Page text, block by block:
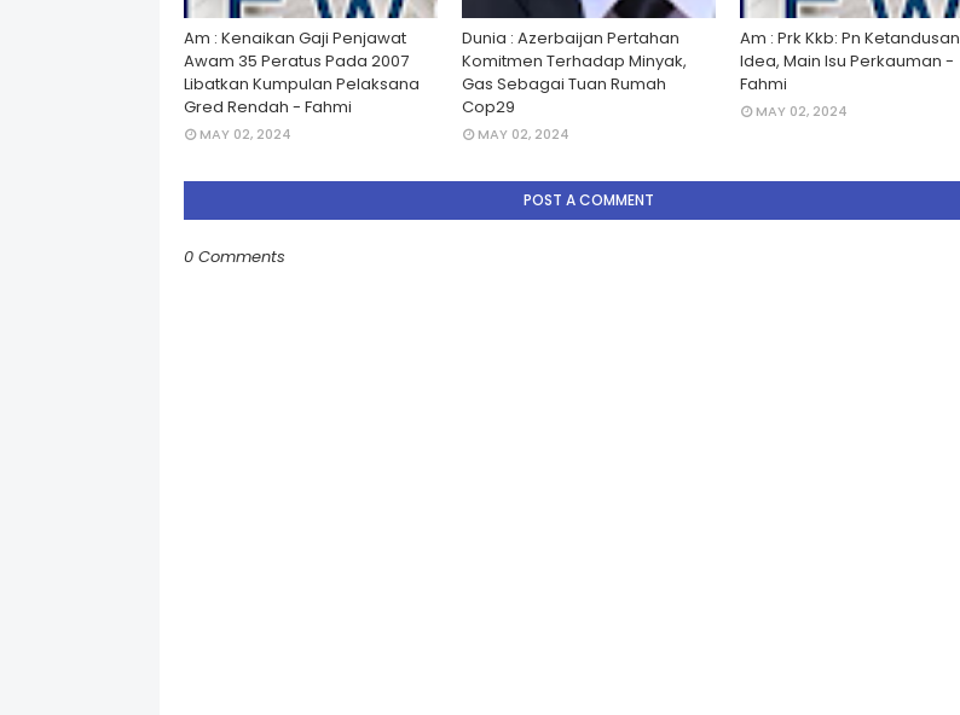
Am : Kenaikan Gaji Penjawat
Awam 35 Peratus Pada 2007
Libatkan Kumpulan Pelaksana
Gred Rendah - Fahmi
MAY 02, 2024
Dunia : Azerbaijan Pertahan
Komitmen Terhadap Minyak,
Gas Sebagai Tuan Rumah
Cop29
MAY 02, 2024
Am : Prk Kkb: Pn Ketandusan
Idea, Main Isu Perkauman -
Fahmi
MAY 02, 2024
POST A COMMENT
0 Comments